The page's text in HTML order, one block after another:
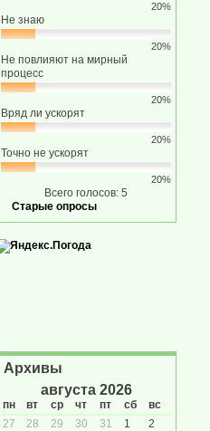
20%
Не знаю
20%
Не повлияют на мирный
процесс
20%
Вряд ли ускорят
20%
Точно не ускорят
20%
Всего голосов: 5
Старые опросы
Архивы
августа 2026
пн вт ср чт пт сб
вс
27
28 29 30 31 1
2